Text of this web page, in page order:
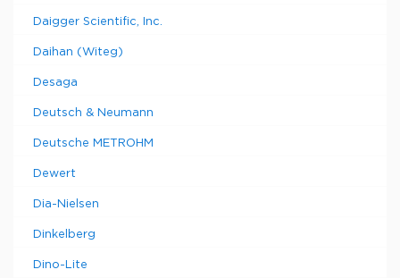
Daigger Scientific, Inc.
Daihan (Witeg)
Desaga
Deutsch & Neumann
Deutsche METROHM
Dewert
Dia-Nielsen
Dinkelberg
Dino-Lite